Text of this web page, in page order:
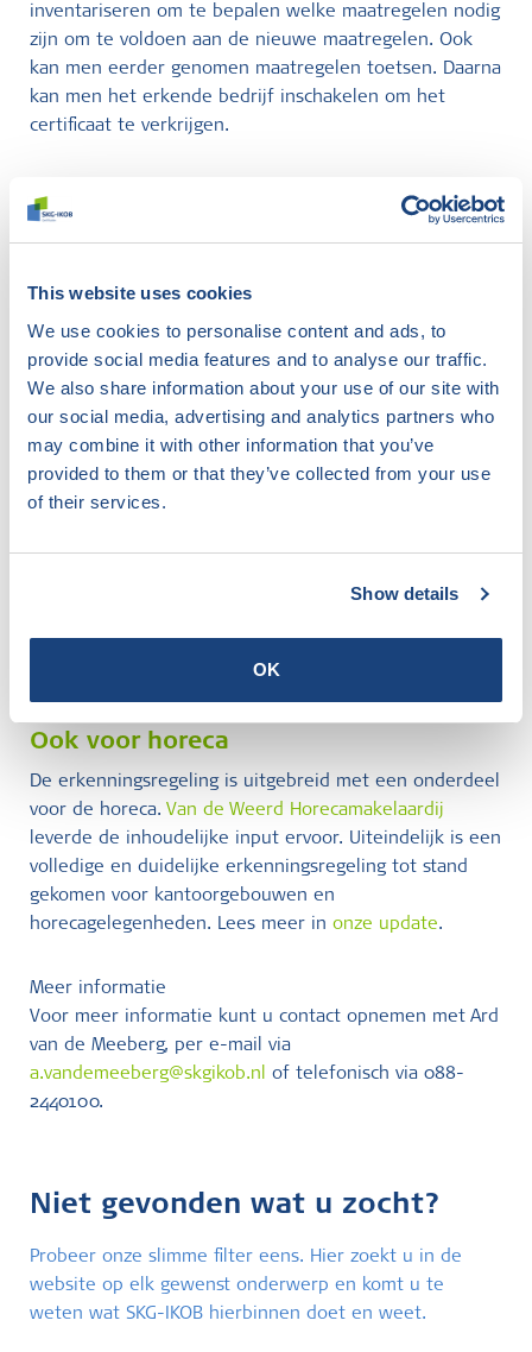
This website uses cookies
We use cookies to personalise content and ads, to
provide social media features and to analyse our traffic.
We also share information about your use of our site with
our social media, advertising and analytics partners who
may combine it with other information that you’ve
provided to them or that they’ve collected from your use
of their services.
Show details
OK
inventariseren om te bepalen welke maatregelen nodig
zijn om te voldoen aan de nieuwe maatregelen. Ook
kan men eerder genomen maatregelen toetsen. Daarna
kan men het erkende bedrijf inschakelen om het
certificaat te verkrijgen.
Over SKG-IKOB
dienstverleners in de bouw, infra en de gebouwde
met een certificaat, keurmerk of label. SKG-IKOB test
en certificeert ontwerpen, producten, processen,
diensten en managementsystemen.
Over CFP Green Buildings
CFP heeft als missie om alle gebouwen en woningen
landen. Met de tools, data én de expertise van de
https://cfp.nl
Ook voor horeca
De erkenningsregeling is uitgebreid met een onderdeel
voor de horeca. Van de Weerd Horecamakelaardij
leverde de inhoudelijke input ervoor. Uiteindelijk is een
volledige en duidelijke erkenningsregeling tot stand
gekomen voor kantoorgebouwen en
horecagelegenheden. Lees meer in onze update.
Meer informatie
Voor meer informatie kunt u contact opnemen met Ard
van de Meeberg, per e-mail via
a.vandemeeberg@skgikob.nl of telefonisch via 088-
2440100.
Niet gevonden wat u zocht?
Probeer onze slimme filter eens. Hier zoekt u in de
website op elk gewenst onderwerp en komt u te
weten wat SKG-IKOB hierbinnen doet en weet.